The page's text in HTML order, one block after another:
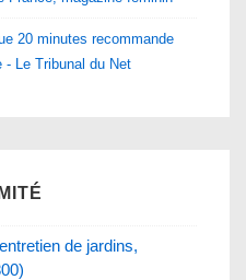
20 minutes recommande
Le Tribunal du Net
de jardins,